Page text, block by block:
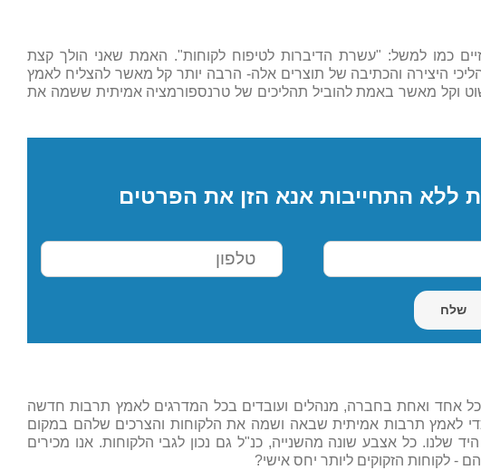
כמו למשל: "עשרת הדיברות לטיפוח לקוחות". האמת שאני הולך קצת
היצירה והכתיבה של תוצרים אלה- הרבה יותר קל מאשר להצליח לאמץ
וקל מאשר באמת להוביל תהליכים של טרנספורמציה אמיתית ששמה את
ללא התחייבות אנא הזן את הפרטים
אחד ואחת בחברה, מנהלים ועובדים בכל המדרגים לאמץ תרבות חדשה
לאמץ תרבות אמיתית שבאה ושמה את הלקוחות והצרכים שלהם במקום
שלנו. כל אצבע שונה מהשנייה, כנ"ל גם נכון לגבי הלקוחות. אנו מכירים
- לקוחות הזקוקים ליותר יחס אישי?